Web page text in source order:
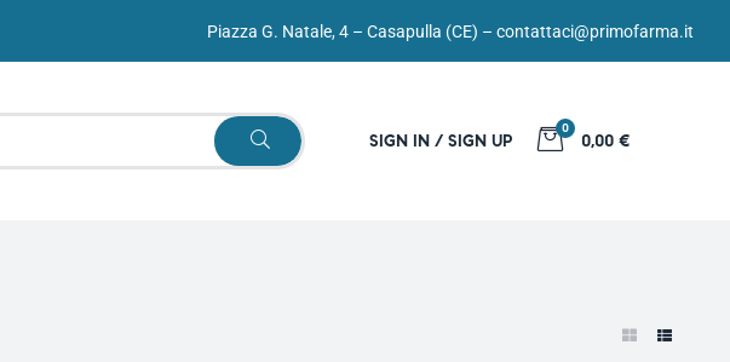
Piazza G. Natale, 4 – Casapulla (CE) – contattaci@primofarma.it
SIGN IN / SIGN UP
0
0,00 €